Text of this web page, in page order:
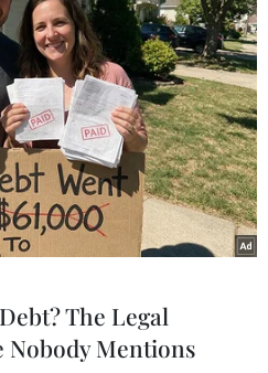
thất trước trận đại
Bán kết gặp Xứ Wales, đội
có sự phục vụ của trung vệ,
Pepe vì chấn thương.
The Legal
Nobody Mentions